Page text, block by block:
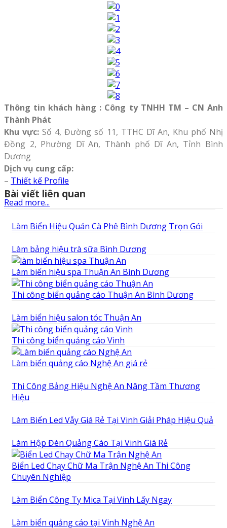
Thông tin khách hàng : Công ty TNHH TM – CN Anh
Thành Phát
Khu vực:Số 4, Đường số 11, TTHC Dĩ An, Khu phố Nhị
Đồng 2, Phường Dĩ An, Thành phố Dĩ An, Tỉnh Bình
Dương
Dịch vụ cung cấp:
– Thiết kế Profile
Read more...
Bài viết liên quan
Làm Biển Hiệu Quán Cà Phê Bình Dương Trọn Gói
Làm bảng hiệu trà sữa Bình Dương
Làm biển hiệu spa Thuận An Bình Dương
Thi công biển quảng cáo Thuận An Bình Dương
Làm biển hiệu salon tóc Thuận An
Thi công biển quảng cáo Vinh
Làm biển quảng cáo Nghệ An giá rẻ
Thi Công Bảng Hiệu Nghệ An Nâng Tầm Thương
Hiệu
Làm Biển Led Vẫy Giá Rẻ Tại Vinh Giải Pháp Hiệu Quả
Làm Hộp Đèn Quảng Cáo Tại Vinh Giá Rẻ
Biển Led Chạy Chữ Ma Trận Nghệ An Thi Công
Chuyên Nghiệp
Làm Biển Công Ty Mica Tại Vinh Lấy Ngay
Làm biển quảng cáo tại Vinh Nghệ An